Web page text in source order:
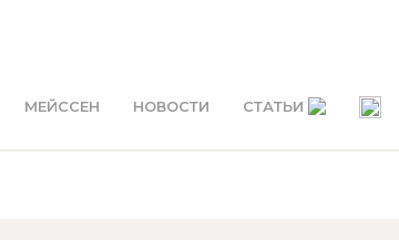
МЕЙССЕН НОВОСТИ СТАТЬИ